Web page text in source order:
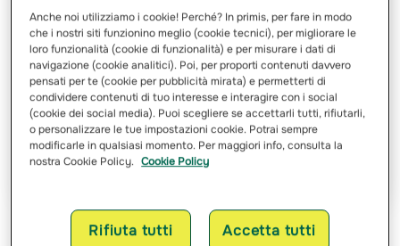
Email
Ho letto e ho compresol’informativa sulle finalitàe sulle
modalità del trattamento dei miei dati personali
Richiedi Preventivo
Anche noi utilizziamo i cookie! Perché? In primis, per fare in modo
che i nostri siti funzionino meglio (cookie tecnici), per migliorare le
loro funzionalità (cookie di funzionalità) e per misurare i dati di
navigazione (cookie analitici). Poi, per proporti contenuti davvero
pensati per te (cookie per pubblicità mirata) e permetterti di
condividere contenuti di tuo interesse e interagire con i social
(cookie dei social media). Puoi scegliere se accettarli tutti, rifiutarli,
o personalizzare le tue impostazioni cookie. Potrai sempre
modificarle in qualsiasi momento. Per maggiori info, consulta la
nostra Cookie Policy. Cookie Policy
Rifiuta tutti Accetta tutti